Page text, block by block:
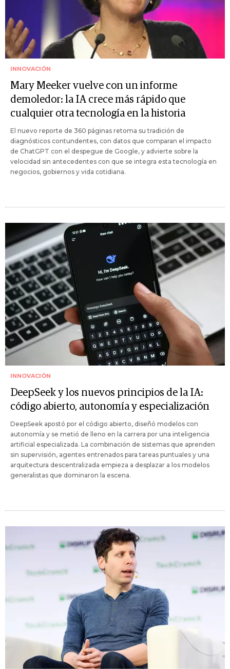
INNOVACIÓN
Mary Meeker vuelve con un informe
demoledor: la IA crece más rápido que
cualquier otra tecnología en la historia
El nuevo reporte de 360 páginas retoma su tradición de
diagnósticos contundentes, con datos que comparan el impacto
de ChatGPT con el despegue de Google, y advierte sobre la
velocidad sin antecedentes con que se integra esta tecnología en
negocios, gobiernos y vida cotidiana.
INNOVACIÓN
DeepSeek y los nuevos principios de la IA:
código abierto, autonomía y especialización
DeepSeek apostó por el código abierto, diseñó modelos con
autonomía y se metió de lleno en la carrera por una inteligencia
artificial especializada. La combinación de sistemas que aprenden
sin supervisión, agentes entrenados para tareas puntuales y una
arquitectura descentralizada empieza a desplazar a los modelos
generalistas que dominaron la escena.